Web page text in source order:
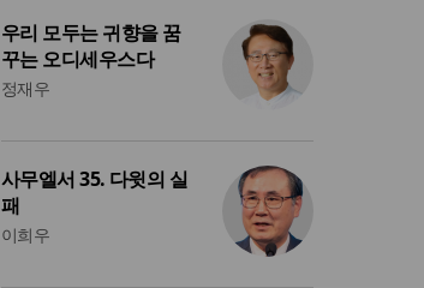
우리 모두는 귀향을 꿈
꾸는 오디세우스다
정재우
사무엘서 35. 다윗의 실
패
이희우